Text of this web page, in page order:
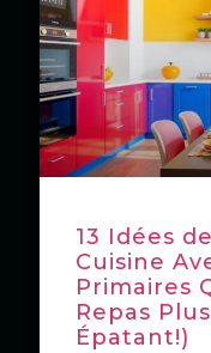
13 Idées
Cuisine
Primaires
Repas
Épatant!)